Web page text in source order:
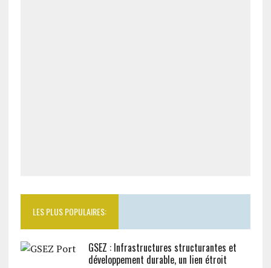
LES PLUS POPULAIRES:
GSEZ : Infrastructures structurantes et
développement durable, un lien étroit